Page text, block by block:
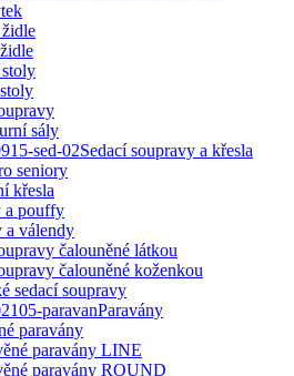
sály
Sedací soupravy a křesla
seniory
křesla
a pouffy
a válendy
čalouněné látkou
čalouněné koženkou
sedací soupravy
Paravány
paravány
paravány LINE
paravány ROUND